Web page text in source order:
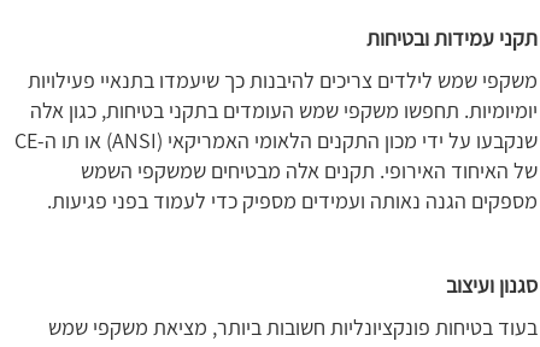
תקני עמידות ובטיחות
משקפי שמש לילדים צריכים להיבנות כך שיעמדו בתנאיי פעילויות
יומיומיות. תחפשו משקפי שמש העומדים בתקני בטיחות, כגון אלה
שנקבעו על ידי מכון התקנים הלאומי האמריקאי (ANSI) או תו ה-CE
של האיחוד האירופי. תקנים אלה מבטיחים שמשקפי השמש
מספקים הגנה נאותה ועמידים מספיק כדי לעמוד בפני פגיעות.
סגנון ועיצוב
בעוד בטיחות פונקציונליות חשובות ביותר, מציאת משקפי שמש